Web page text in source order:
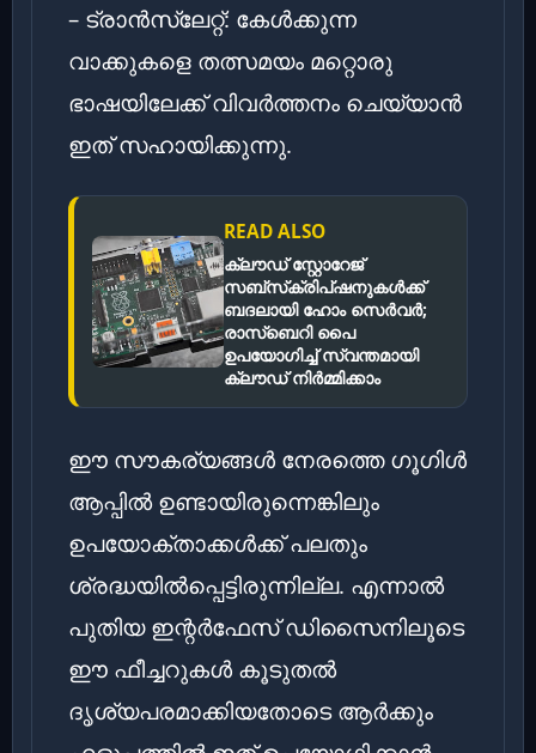
– ട്രാൻസ്ലേറ്റ്: കേൾക്കുന്ന
വാക്കുകളെ തത്സമയം മറ്റൊരു
ഭാഷയിലേക്ക് വിവർത്തനം ചെയ്യാൻ
ഇത് സഹായിക്കുന്നു.
READ ALSO
ക്ലൗഡ് സ്റ്റോറേജ്
സബ്‌സ്‌ക്രിപ്‌ഷനുകൾക്ക്
ബദലായി ഹോം സെർവർ;
രാസ്‌ബെറി പൈ
ഉപയോഗിച്ച് സ്വന്തമായി
ക്ലൗഡ് നിർമ്മിക്കാം
ഈ സൗകര്യങ്ങൾ നേരത്തെ ഗൂഗിൾ
ആപ്പിൽ ഉണ്ടായിരുന്നെങ്കിലും
ഉപയോക്താക്കൾക്ക് പലതും
ശ്രദ്ധയിൽപ്പെട്ടിരുന്നില്ല. എന്നാൽ
പുതിയ ഇന്റർഫേസ് ഡിസൈനിലൂടെ
ഈ ഫീച്ചറുകൾ കൂടുതൽ
ദൃശ്യപരമാക്കിയതോടെ ആർക്കും